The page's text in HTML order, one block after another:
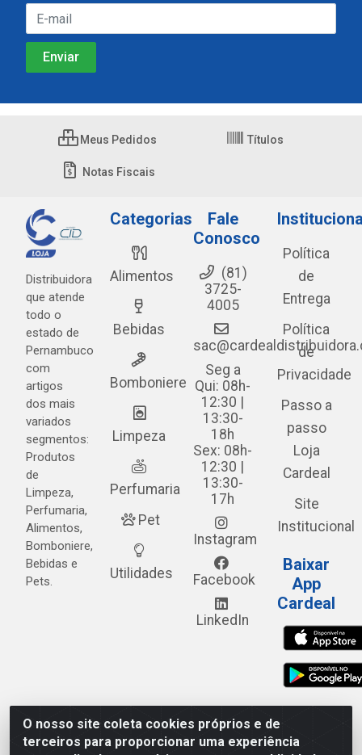
O nosso site coleta cookies próprios e de
terceiros para proporcionar uma experiência
Meus Pedidos Títulos
Notas Fiscais
Distribuidora
que atende
todo o
estado de
Pernambuco
com
artigos
dos mais
variados
segmentos:
Produtos
de
Limpeza,
Perfumaria,
Alimentos,
Bomboniere,
Bebidas e
Pets.
Categorias
Alimentos
Bebidas
Bomboniere
Limpeza
Perfumaria
Pet
Utilidades
Fale
Conosco
(81)
3725-
4005
Seg a
Qui: 08h-
12:30 |
13:30-
18h
Sex: 08h-
12:30 |
13:30-
17h
Instagram
Facebook
LinkedIn
Política
de
Entrega
Política
de
Privacidade
Passo a
passo
Loja
Cardeal
Site
Institucional
Baixar
App
Cardeal
Cardeal Distribuidora - Estrada Alto do Moura, 582 - Alto
do Moura - Caruaru/PE - CEP 55.040-120 - CNPJ